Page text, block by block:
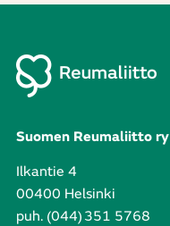
Suomen Reumaliitto ry
Ilkantie 4
00400 Helsinki
puh. (044) 351 5768